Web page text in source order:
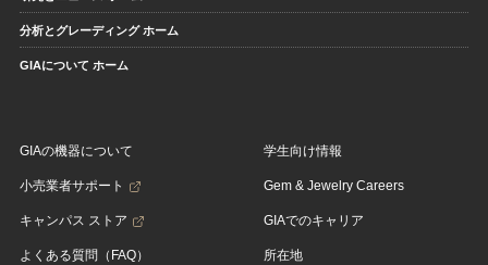
分析とグレーディング ホーム
GIAについて ホーム
GIAの機器について
小売業者サポート
キャンパス ストア
よくある質問（FAQ）
学生向け情報
Gem & Jewelry Careers
GIAでのキャリア
所在地